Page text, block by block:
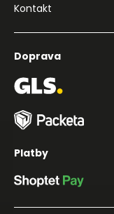
Kontakt
Doprava
Platby